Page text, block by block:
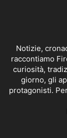
Notizie,
raccontiamo
curiosità,
giorno, gli
protagonisti.